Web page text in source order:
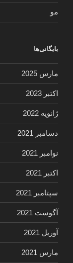
مو
بایگانی‌ها
مارس 2025
اکتبر 2023
ژانویه 2022
دسامبر 2021
نوامبر 2021
اکتبر 2021
سپتامبر 2021
آگوست 2021
آوریل 2021
مارس 2021